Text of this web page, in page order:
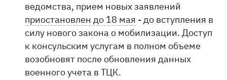
ведомства, прием новых заявлений
приостановлен до 18 мая - до вступления в
силу нового закона о мобилизации. Доступ
к консульским услугам в полном объеме
возобновят после обновления данных
военного учета в ТЦК.